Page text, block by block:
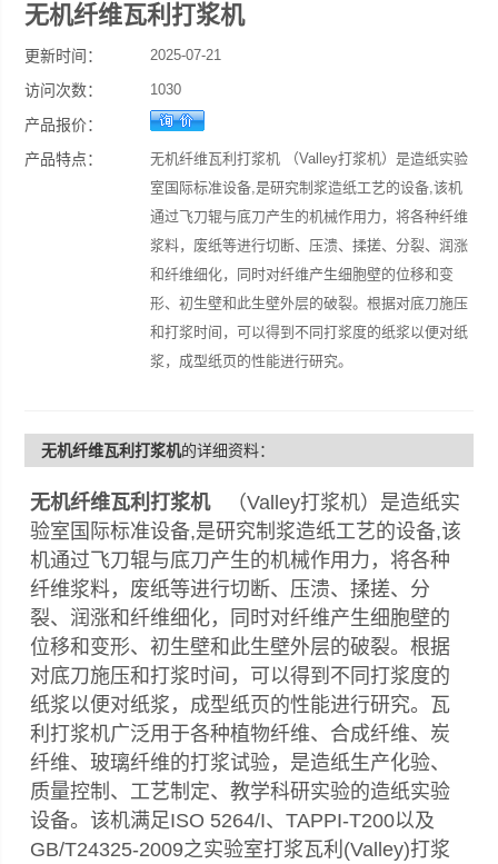
无机纤维瓦利打浆机
更新时间： 2025-07-21
访问次数： 1030
产品报价：
产品特点：
无机纤维瓦利打浆机 （Valley打浆机）是造纸实验
室国际标准设备,是研究制浆造纸工艺的设备,该机
通过飞刀辊与底刀产生的机械作用力，将各种纤维
浆料，废纸等进行切断、压溃、揉搓、分裂、润涨
和纤维细化，同时对纤维产生细胞壁的位移和变
形、初生壁和此生壁外层的破裂。根据对底刀施压
和打浆时间，可以得到不同打浆度的纸浆以便对纸
浆，成型纸页的性能进行研究。
无机纤维瓦利打浆机的详细资料：
无机纤维瓦利打浆机（Valley打浆机）是造纸实
验室国际标准设备,是研究制浆造纸工艺的设备,该
机通过飞刀辊与底刀产生的机械作用力，将各种
纤维浆料，废纸等进行切断、压溃、揉搓、分
裂、润涨和纤维细化，同时对纤维产生细胞壁的
位移和变形、初生壁和此生壁外层的破裂。根据
对底刀施压和打浆时间，可以得到不同打浆度的
纸浆以便对纸浆，成型纸页的性能进行研究。瓦
利打浆机广泛用于各种植物纤维、合成纤维、炭
纤维、玻璃纤维的打浆试验，是造纸生产化验、
质量控制、工艺制定、教学科研实验的造纸实验
设备。该机满足ISO 5264/I、TAPPI-T200以及
GB/T24325-2009之实验室打浆瓦利(Valley)打浆